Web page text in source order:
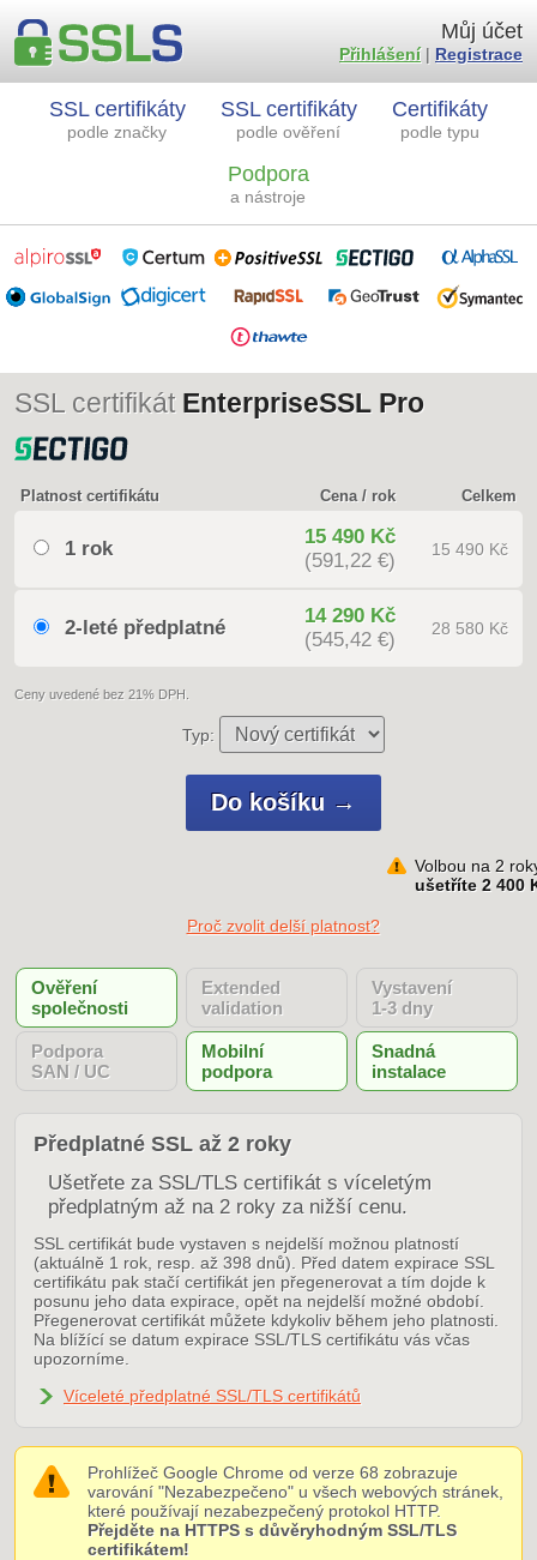
SSL certifikáty
podle značky
SSL certifikáty
podle ověření
Certifikáty
podle typu
Podpora
a nástroje
Můj účet
Přihlášení| Registrace
SSL certifikát EnterpriseSSL Pro
Platnost certifikátu Cena / rok Celkem
1 rok
15 490 Kč
(591,22 €)
15 490 Kč
2-leté předplatné
14 290 Kč
(545,42 €)
28 580 Kč
Ceny uvedené bez 21% DPH.
Typ:
Volbou na 2
ušetříte 2 400
Proč zvolit delší platnost?
Ověření
společnosti
Extended
validation
Vystavení
1-3 dny
Podpora
SAN / UC
Mobilní
podpora
Snadná
instalace
Předplatné SSL až 2 roky
Ušetřete za SSL/TLS certifikát s víceletým
předplatným až na 2 roky za nižší cenu.
SSL certifikát bude vystaven s nejdelší možnou platností
(aktuálně 1 rok, resp. až 398 dnů). Před datem expirace SSL
certifikátu pak stačí certifikát jen přegenerovat a tím dojde k
posunu jeho data expirace, opět na nejdelší možné období.
Přegenerovat certifikát můžete kdykoliv během jeho platnosti.
Na blížící se datum expirace SSL/TLS certifikátu vás včas
upozorníme.
Víceleté předplatné SSL/TLS certifikátů
Prohlížeč Google Chrome od verze 68 zobrazuje
varování "Nezabezpečeno" u všech webových stránek,
které používají nezabezpečený protokol HTTP.
Přejděte na HTTPS s důvěryhodným SSL/TLS
certifikátem!